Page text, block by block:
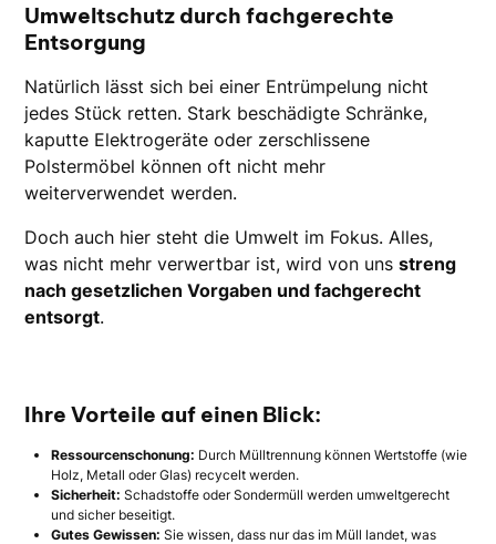
Umweltschutz durch fachgerechte
Entsorgung
Natürlich lässt sich bei einer Entrümpelung nicht
jedes Stück retten. Stark beschädigte Schränke,
kaputte Elektrogeräte oder zerschlissene
Polstermöbel können oft nicht mehr
weiterverwendet werden.
Doch auch hier steht die Umwelt im Fokus. Alles,
was nicht mehr verwertbar ist, wird von unsstreng
nach gesetzlichen Vorgaben und fachgerecht
entsorgt.
Ihre Vorteile auf einen Blick:
Ressourcenschonung: Durch Mülltrennung können Wertstoffe (wie
Holz, Metall oder Glas) recycelt werden.
Sicherheit: Schadstoffe oder Sondermüll werden umweltgerecht
und sicher beseitigt.
Gutes Gewissen: Sie wissen, dass nur das im Müll landet, was